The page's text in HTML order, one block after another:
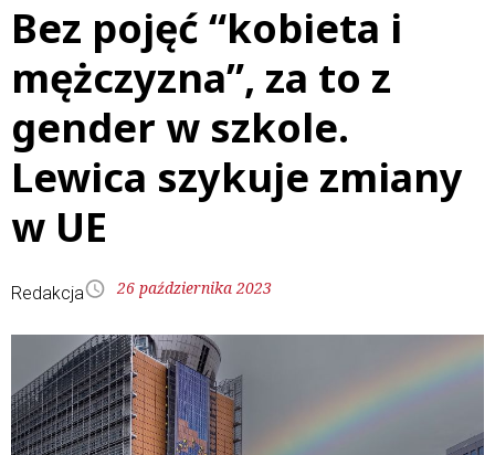
Bez pojęć “kobieta i
mężczyzna”, za to z
gender w szkole.
Lewica szykuje zmiany
w UE
Redakcja 26 października 2023